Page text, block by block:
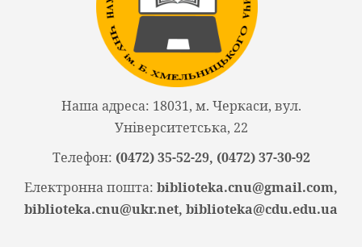
Наша адреса: 18031, м. Черкаси, вул.
Університетська, 22
Телефон: (0472) 35-52-29, (0472) 37-30-92
Електронна пошта: biblioteka.cnu@gmail.com,
biblioteka.cnu@ukr.net, biblioteka@cdu.edu.ua